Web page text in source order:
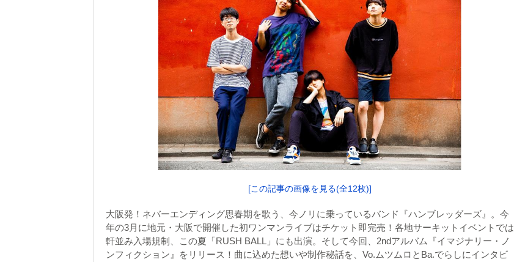
[この記事の画像を見る(全12枚)]
大阪発！ネバーエンディング思春期を歌う、今ノリに乗っているバンド『ハンブレッダーズ』。今
年の3月に地元・大阪で開催した初ワンマンライブはチケット即完売！各地サーキットイベントでは
軒並み入場規制、この夏「RUSH BALL」にも出演。そして今回、2ndアルバム『イマジナリー・ノ
ンフィクション』をリリース！曲に込めた想いや制作秘話を、Vo.ムツムロとBa.でらしにインタビ